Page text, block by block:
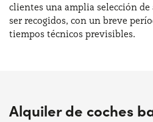
clientes una amplia selección
ser recogidos, con un breve
tiempos técnicos previsibles.
Alquiler de coches